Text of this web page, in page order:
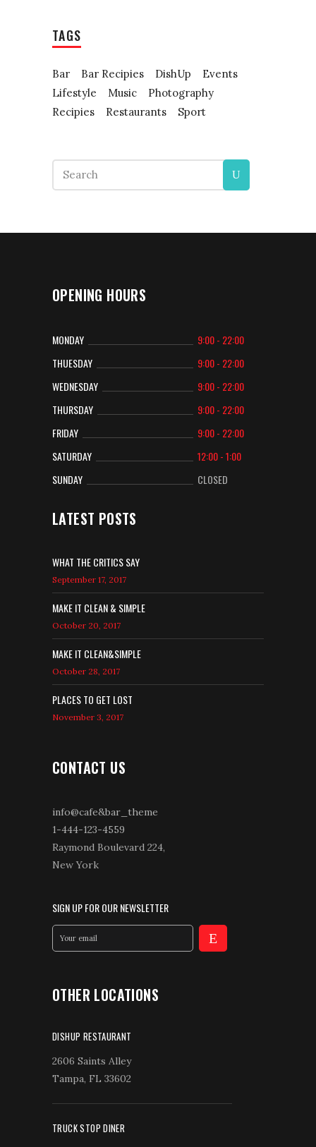
TAGS
Bar Bar Recipies DishUp
Events
Lifestyle
Music
Photography
Recipies
Restaurants Sport
Search
for:
OPENING HOURS
MONDAY
9:00 - 22:00
THUESDAY
9:00 - 22:00
WEDNESDAY
9:00 - 22:00
THURSDAY
9:00 - 22:00
FRIDAY
9:00 - 22:00
SATURDAY
12:00 - 1:00
SUNDAY
CLOSED
LATEST POSTS
WHAT THE CRITICS SAY
September 17, 2017
MAKE IT CLEAN & SIMPLE
October 20, 2017
MAKE IT CLEAN&SIMPLE
October 28, 2017
PLACES TO GET LOST
November 3, 2017
CONTACT US
info@cafe&bar_theme
1-444-123-4559
Raymond Boulevard 224,
New York
SIGN UP FOR OUR NEWSLETTER
OTHER LOCATIONS
DISHUP RESTAURANT
2606 Saints Alley
Tampa, FL 33602
TRUCK STOP DINER